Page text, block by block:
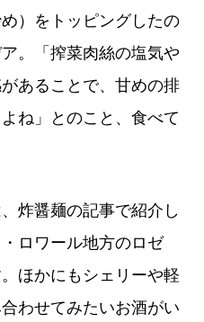
）をトッピングしたの
。「搾菜肉絲の塩気や
あることで、甘めの排
ね」とのこと、食べて
炸醤麺の記事で紹介し
ロワール地方のロゼ
ほかにもシェリーや軽
わせてみたいお酒がい